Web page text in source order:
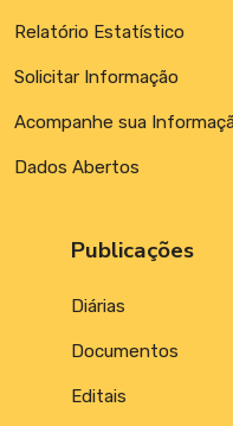
Relatório Estatístico
Solicitar Informação
Acompanhe sua
Dados Abertos
Publicações
Diárias
Documentos
Editais